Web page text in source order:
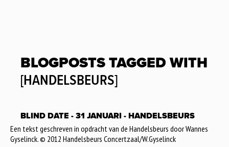
BLOGPOSTS TAGGED WITH
[HANDELSBEURS]
BLIND DATE - 31 JANUARI - HANDELSBEURS
Een tekst geschreven in opdracht van de Handelsbeurs door Wannes
Gyselinck. © 2012 Handelsbeurs Concertzaal/W.Gyselinck